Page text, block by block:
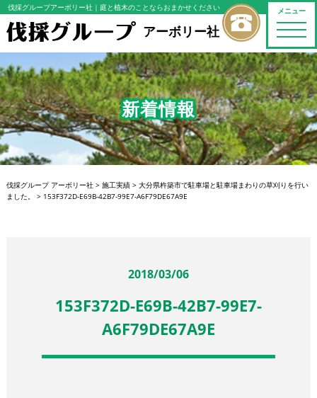
メニュー
toggle
伐採グループアーボリー社｜庭と植木のことならおまかせください
アーボリー社
新着情報
伐採グループ アーボリー社> 施工実績> 大分県杵築市で駐車場と駐車場まわりの草刈りを行い
ました。
> 153F372D-E69B-42B7-99E7-A6F79DE67A9E
2018/03/06
153F372D-E69B-42B7-99E7-
A6F79DE67A9E